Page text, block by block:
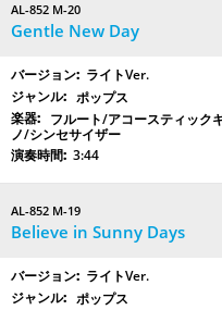
AL-852 M-20
Gentle New Day
ライトVer.
ポップス
フルート/アコースティック
ノ/シンセサイザー
3:44
AL-852 M-19
Believe in Sunny Days
ライトVer.
ポップス